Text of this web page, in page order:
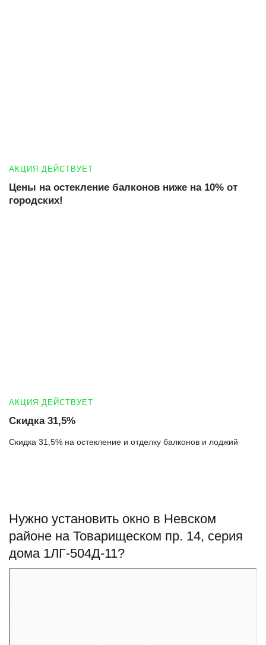
АКЦИЯ ДЕЙСТВУЕТ
Цены на остекление балконов ниже на 10% от
городских!
АКЦИЯ ДЕЙСТВУЕТ
Скидка 31,5%
Скидка 31,5% на остекление и отделку балконов и лоджий
Нужно установить окно в Невском
районе на Товарищеском пр. 14, серия
дома 1ЛГ-504Д-11?